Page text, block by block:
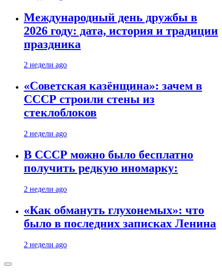
Международный день дружбы в
2026 году: дата, история и традиции
праздника
2 недели ago
«Советская казёнщина»: зачем в
СССР строили стены из
стеклоблоков
2 недели ago
В СССР можно было бесплатно
получить редкую иномарку:
2 недели ago
«Как обмануть глухонемых»: что
было в последних записках Ленина
2 недели ago